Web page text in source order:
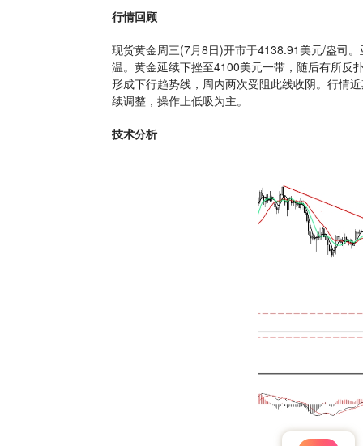
行情回顾
现货黄金周三(7月8日)开市于4138.91美元/盎司
温。黄金延续下挫至4100美元一带，随后有所反
形成下行趋势线，周内两次受阻此线收阴。行情
续调整，操作上低吸为主。
技术分析